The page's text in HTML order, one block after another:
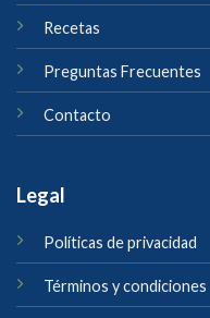
Recetas
Preguntas Frecuentes
Contacto
Legal
Políticas de privacidad
Términos y condiciones